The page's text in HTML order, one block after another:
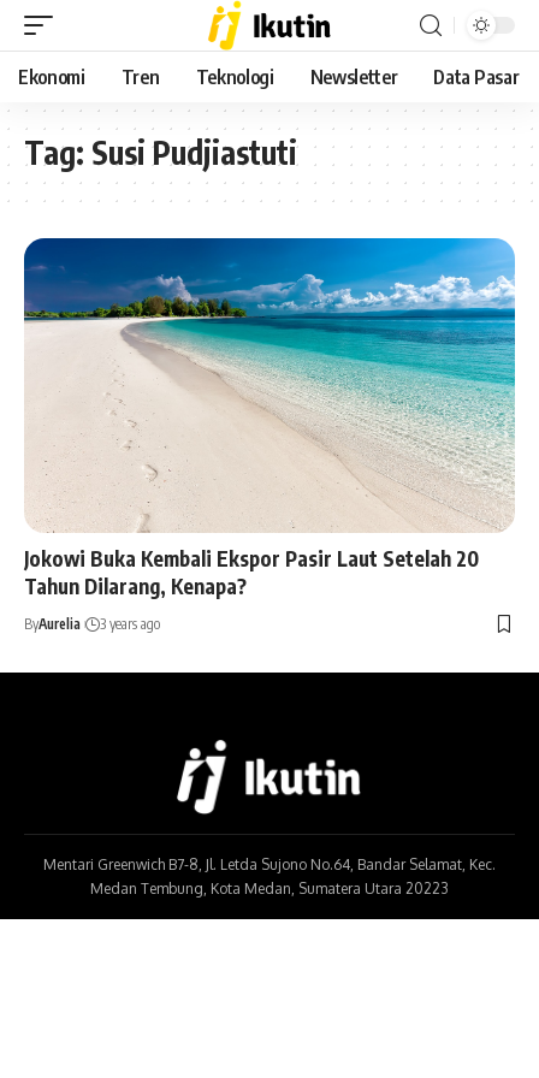
Ekonomi Tren Teknologi Newsletter Data Pasar
Tag: Susi Pudjiastuti
Jokowi Buka Kembali Ekspor Pasir Laut Setelah 20
Tahun Dilarang, Kenapa?
ByAurelia 3 years ago
Mentari Greenwich B7-8, Jl. Letda Sujono No.64, Bandar Selamat, Kec.
Medan Tembung, Kota Medan, Sumatera Utara 20223